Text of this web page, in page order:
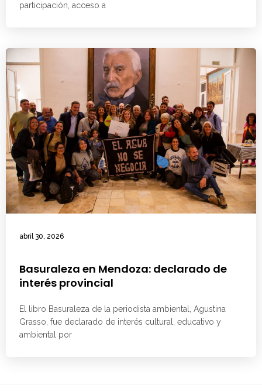
participación, acceso a
abril 30, 2026
Basuraleza en Mendoza: declarado de
interés provincial
El libro Basuraleza de la periodista ambiental, Agustina
Grasso, fue declarado de interés cultural, educativo y
ambiental por